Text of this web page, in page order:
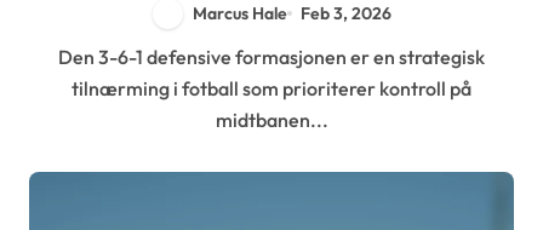
Marcus Hale Feb 3, 2026
Den 3-6-1 defensive formasjonen er en strategisk
tilnærming i fotball som prioriterer kontroll på
midtbanen...